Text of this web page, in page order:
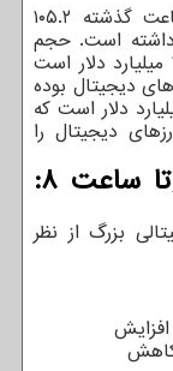
حجم کل بازار ارزهای دیجیتال در ۲۴ ساعت گذشته ۱۰۵.۲
درصد کاهش داشته است. حجم
کل در امور مالی غیر متمرکز هم اکنون ۴.۹۵ میلیارد دلار است
بازار ارزهای دیجیتال بوده
سکه های پایدار حالا ۹۹.۰۳ میلیارد دلار است که
بازار ارزهای دیجیتال را
به روزرسانی قیمت رمزارزها (تا ساعت ۸:
قیمتی ۱۰ ارز دیجیتالی بزرگ از نظر